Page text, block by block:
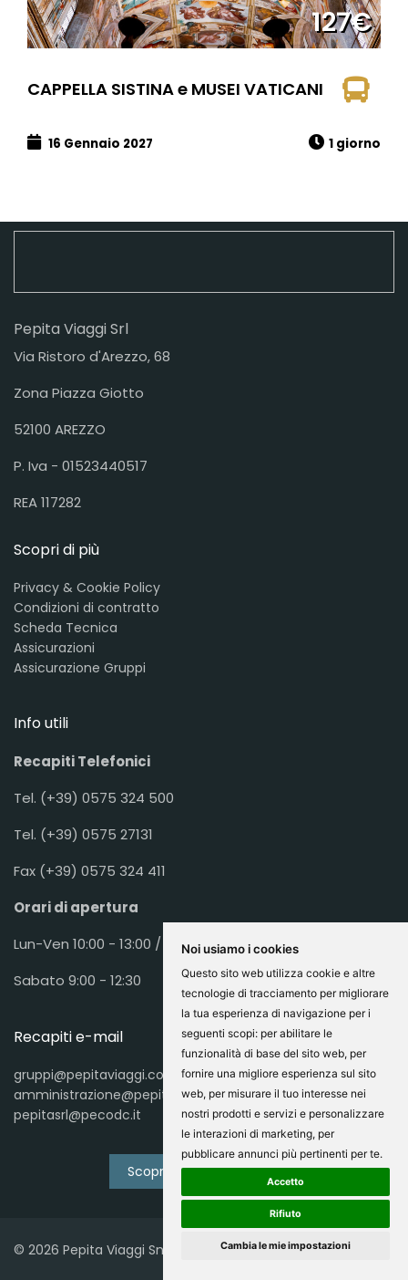
Noi usiamo i cookies
Questo sito web utilizza cookie e altre
tecnologie di tracciamento per migliorare
la tua esperienza di navigazione per i
seguenti scopi: per abilitare le
funzionalità di base del sito web, per
fornire una migliore esperienza sul sito
web, per misurare il tuo interesse nei
nostri prodotti e servizi e personalizzare
le interazioni di marketing, per
pubblicare annunci più pertinenti per te.
Accetto
Rifiuto
Cambia le mie impostazioni
127€
CAPPELLA SISTINA e MUSEI VATICANI
16 Gennaio 2027 1 giorno
Pepita Viaggi Srl
Via Ristoro d'Arezzo, 68
Zona Piazza Giotto
52100 AREZZO
P. Iva - 01523440517
REA 117282
Scopri di più
Privacy & Cookie Policy
Condizioni di contratto
Scheda Tecnica
Assicurazioni
Assicurazione Gruppi
Info utili
Recapiti Telefonici
Tel. (+39) 0575 324 500
Tel. (+39) 0575 27131
Fax (+39) 0575 324 411
Orari di apertura
Lun-Ven 10:00 - 13:00 / 16:00 - 19:30
Sabato 9:00 - 12:30
Recapiti e-mail
gruppi@pepitaviaggi.com
amministrazione@pepitaviaggi.com
pepitasrl@pecodc.it
Scopri Tutti I Recapiti
© 2026 Pepita Viaggi Snc. Designed ByTuscany Cloud Srl